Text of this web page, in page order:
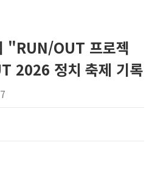
"RUN/OUT 프로젝
2026 정치 축제 기록